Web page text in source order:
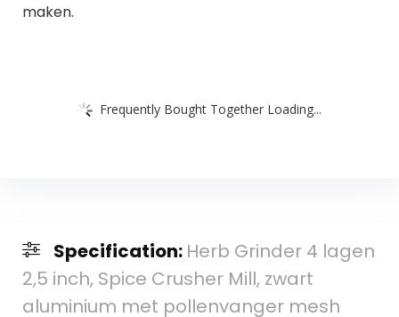
maken.
Frequently Bought Together Loading...
Specification: Herb Grinder 4 lagen
2,5 inch, Spice Crusher Mill, zwart
aluminium met pollenvanger mesh